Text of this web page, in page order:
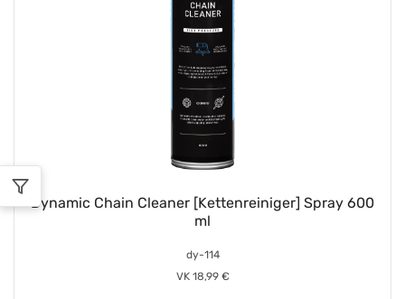
Dynamic Chain Cleaner [Kettenreiniger] Spray 600
ml
dy-114
VK 18,99 €